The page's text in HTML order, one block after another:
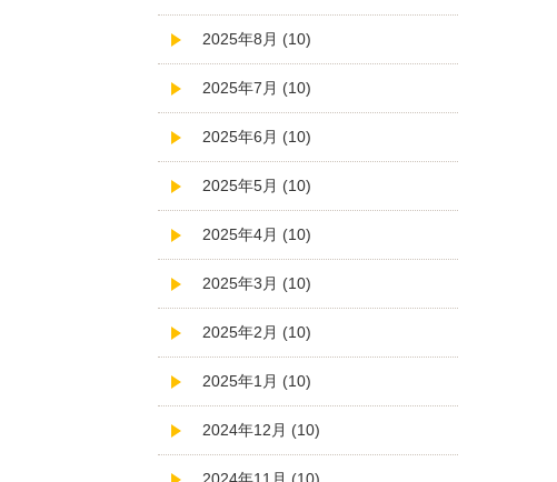
2025年8月 (10)
2025年7月 (10)
2025年6月 (10)
2025年5月 (10)
2025年4月 (10)
2025年3月 (10)
2025年2月 (10)
2025年1月 (10)
2024年12月 (10)